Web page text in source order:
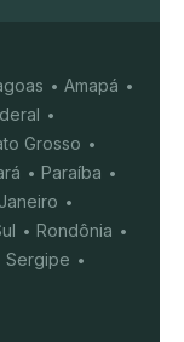
Amapá
Grosso
Paraíba
Rondônia
Sergipe